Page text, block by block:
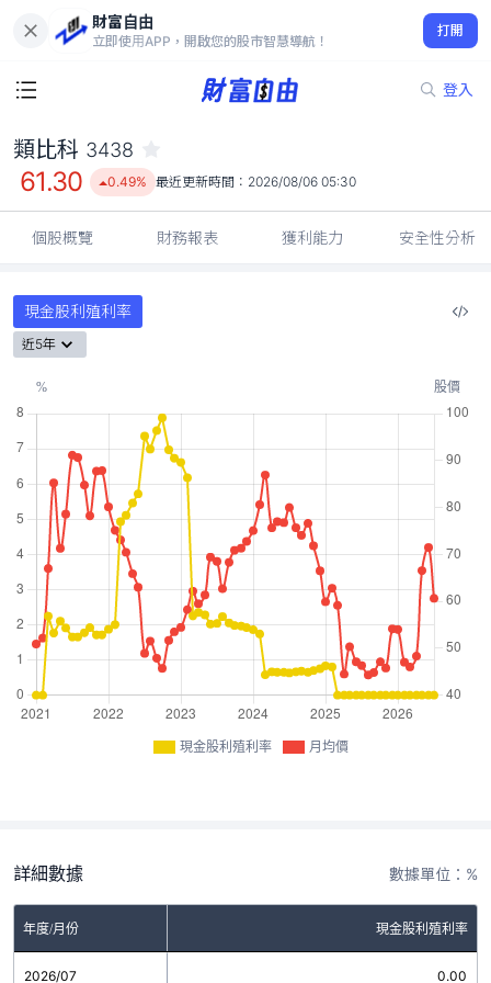
財富自由
立即使用APP，開啟您的股市智慧導航！
打開
登入
61.30
0.49%
類比科 3438
61.30 0.49% 最近更新時間： 2026/08/06 05:30
個股概覽 財務報表 獲利能力 安全性分析
現金股利殖利率
近5年
現金股利殖利率 月均價
詳細數據 數據單位：%
年度/月份 現金股利殖利率
2026/07 0.00